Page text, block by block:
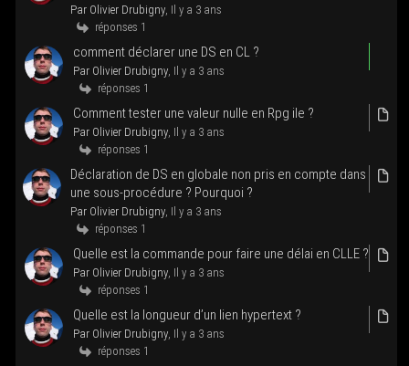
Par Oli­vier Dru­bi­gny, Il y a 3 ans
réponses 1
com­ment décla­rer une DS en CL ?
Par Oli­vier Dru­bi­gny, Il y a 3 ans
réponses 1
Com­ment tes­ter une valeur nulle en Rpg ile ?
Par Oli­vier Dru­bi­gny, Il y a 3 ans
réponses 1
Décla­ra­tion de DS en glo­bale non pris en compte dans
une sous-pro­cé­dure ? Pour­quoi ?
Par Oli­vier Dru­bi­gny, Il y a 3 ans
réponses 1
Quelle est la com­mande pour faire une délai en CLLE ?
Par Oli­vier Dru­bi­gny, Il y a 3 ans
réponses 1
Quelle est la lon­gueur d’un lien hyper­text ?
Par Oli­vier Dru­bi­gny, Il y a 3 ans
réponses 1